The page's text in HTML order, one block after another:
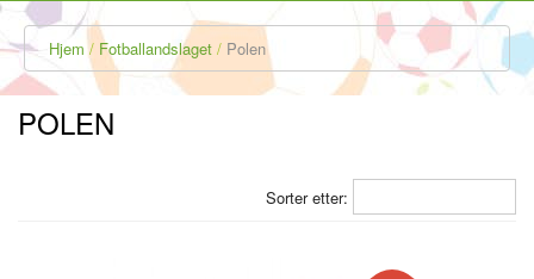
Hjem Fotballandslaget Polen
POLEN
Sorter etter: